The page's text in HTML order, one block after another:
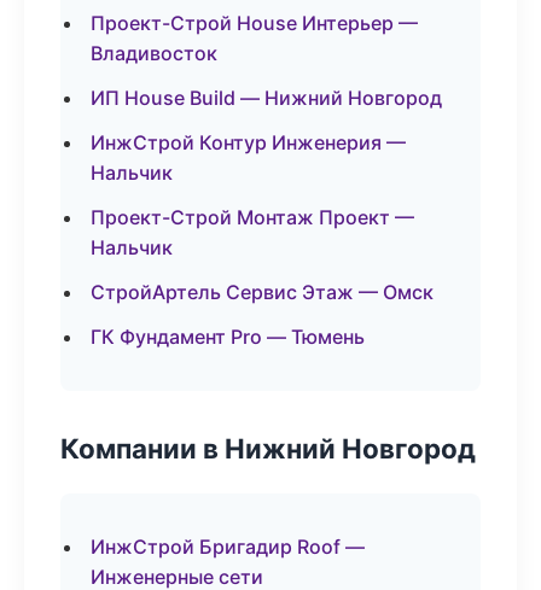
Проект-Строй House Интерьер —
Владивосток
ИП House Build — Нижний Новгород
ИнжСтрой Контур Инженерия —
Нальчик
Проект-Строй Монтаж Проект —
Нальчик
СтройАртель Сервис Этаж — Омск
ГК Фундамент Pro — Тюмень
Компании в Нижний Новгород
ИнжСтрой Бригадир Roof —
Инженерные сети